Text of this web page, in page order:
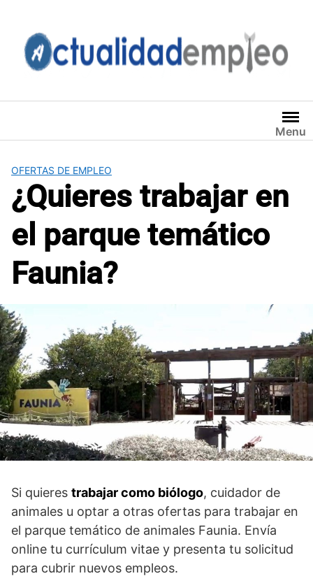
contenido
Menu
OFERTAS DE EMPLEO
¿Quieres trabajar en
el parque temático
Faunia?
Si quieres trabajar como biólogo, cuidador de
animales u optar a otras ofertas para trabajar en
el parque temático de animales Faunia. Envía
online tu currículum vitae y presenta tu solicitud
para cubrir nuevos empleos.